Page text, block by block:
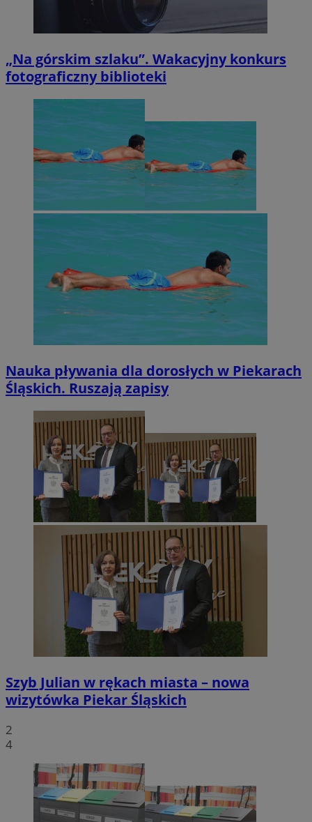
„Na górskim szlaku”. Wakacyjny konkurs
fotograficzny biblioteki
Nauka pływania dla dorosłych w Piekarach
Śląskich. Ruszają zapisy
Szyb Julian w rękach miasta – nowa
wizytówka Piekar Śląskich
2
4